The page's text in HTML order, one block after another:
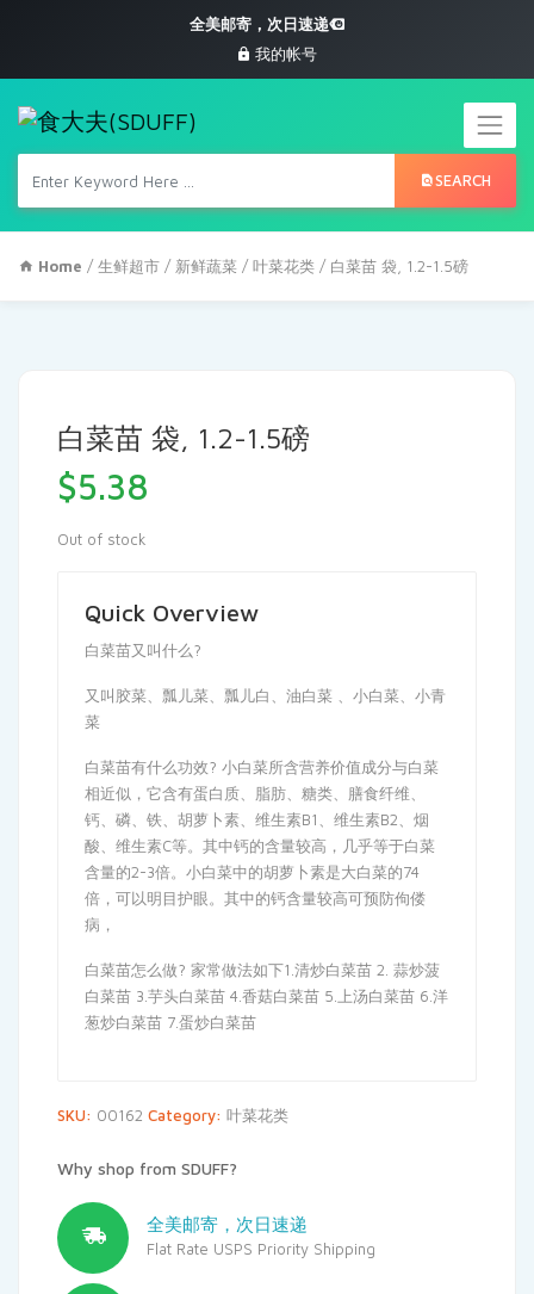
全美邮寄，次日速递
我的帐号
SEARCH
Home /生鲜超市 / 新鲜蔬菜 /叶菜花类 / 白菜苗 袋, 1.2-1.5磅
白菜苗 袋, 1.2-1.5磅
$5.38
Out of stock
Quick Overview
白菜苗又叫什么?
又叫胶菜、瓢儿菜、瓢儿白、油白菜 、小白菜、小青
菜
白菜苗有什么功效? 小白菜所含营养价值成分与白菜
相近似，它含有蛋白质、脂肪、糖类、膳食纤维、
钙、磷、铁、胡萝卜素、维生素B1、维生素B2、烟
酸、维生素C等。其中钙的含量较高，几乎等于白菜
含量的2-3倍。小白菜中的胡萝卜素是大白菜的74
倍，可以明目护眼。其中的钙含量较高可预防佝偻
病，
白菜苗怎么做? 家常做法如下1.清炒白菜苗 2. 蒜炒菠
白菜苗 3.芋头白菜苗 4.香菇白菜苗 5.上汤白菜苗 6.洋
葱炒白菜苗 7.蛋炒白菜苗
SKU: 00162 Category: 叶菜花类
Why shop from SDUFF?
全美邮寄，次日速递
Flat Rate USPS Priority Shipping